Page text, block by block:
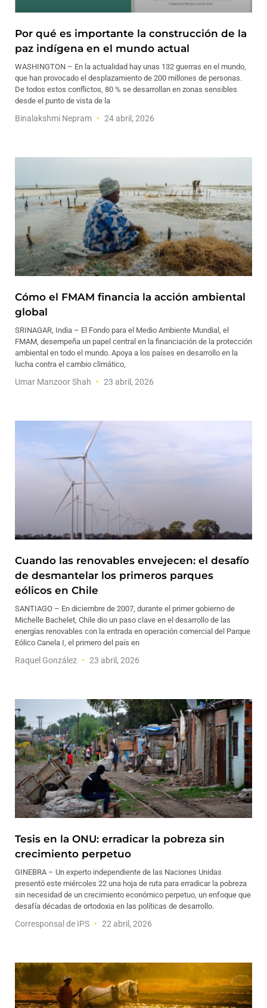
Por qué es importante la construcción de la
paz indígena en el mundo actual
WASHINGTON – En la actualidad hay unas 132 guerras en el mundo,
que han provocado el desplazamiento de 200 millones de personas.
De todos estos conflictos, 80 % se desarrollan en zonas sensibles
desde el punto de vista de la
Binalakshmi Nepram 24 abril, 2026
Cómo el FMAM financia la acción ambiental
global
SRINAGAR, India – El Fondo para el Medio Ambiente Mundial, el
FMAM, desempeña un papel central en la financiación de la protección
ambiental en todo el mundo. Apoya a los países en desarrollo en la
lucha contra el cambio climático,
Umar Manzoor Shah 23 abril, 2026
Cuando las renovables envejecen: el desafío
de desmantelar los primeros parques
eólicos en Chile
SANTIAGO – En diciembre de 2007, durante el primer gobierno de
Michelle Bachelet, Chile dio un paso clave en el desarrollo de las
energías renovables con la entrada en operación comercial del Parque
Eólico Canela I, el primero del país en
Raquel González 23 abril, 2026
Tesis en la ONU: erradicar la pobreza sin
crecimiento perpetuo
GINEBRA – Un experto independiente de las Naciones Unidas
presentó este miércoles 22 una hoja de ruta para erradicar la pobreza
sin necesidad de un crecimiento económico perpetuo, un enfoque que
desafía décadas de ortodoxia en las políticas de desarrollo.
Corresponsal de IPS 22 abril, 2026